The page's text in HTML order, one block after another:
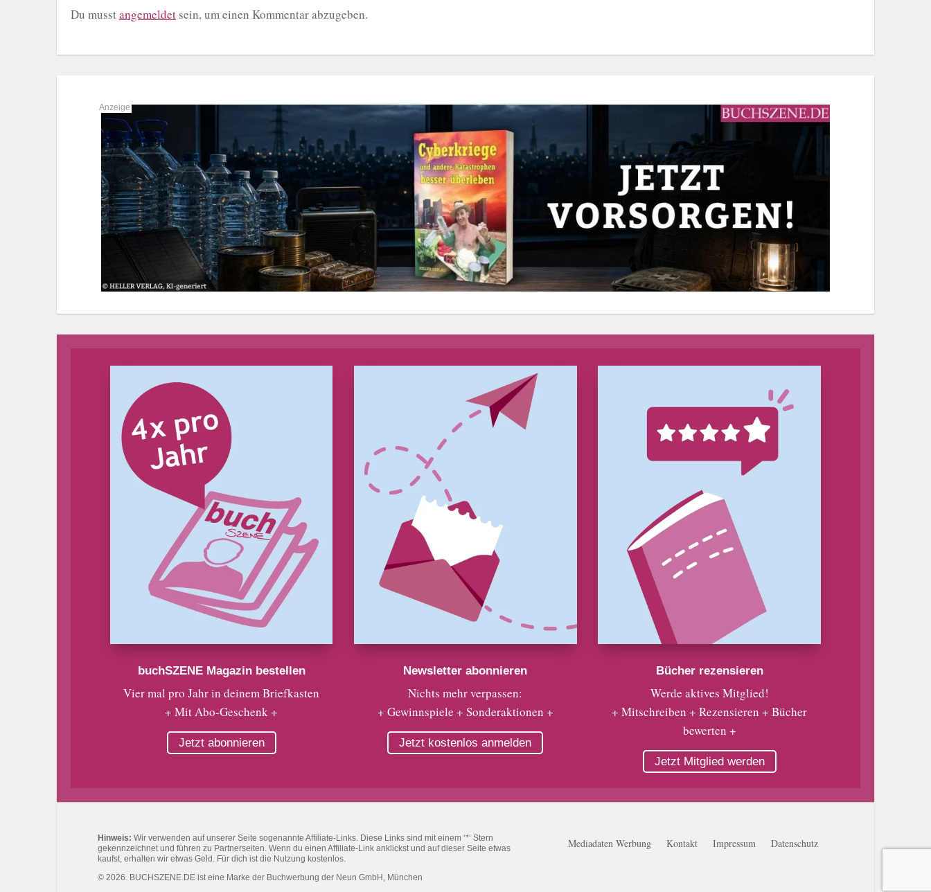
Du musstangemeldet sein, um einen Kommentar abzugeben.
buchSZENE Magazin bestellen
Vier mal pro Jahr in deinem Briefkasten
+ Mit Abo-Geschenk +
Jetzt abonnieren
Newsletter abonnieren
Nichts mehr verpassen:
+ Gewinnspiele + Sonderaktionen +
Jetzt kostenlos anmelden
Bücher rezensieren
Werde aktives Mitglied!
+ Mitschreiben + Rezensieren + Bücher
bewerten +
Jetzt Mitglied werden
Hinweis: Wir verwenden auf unserer Seite sogenannte Affiliate-Links. Diese Links sind mit einem ‘*‘ Stern
gekennzeichnet und führen zu Partnerseiten. Wenn du einen Affiliate-Link anklickst und auf dieser Seite etwas
kaufst, erhalten wir etwas Geld. Für dich ist die Nutzung kostenlos.
© 2026. BUCHSZENE.DE ist eine Marke der Buchwerbung der Neun GmbH, München
Mediadaten Werbung Kontakt Impressum Datenschutz